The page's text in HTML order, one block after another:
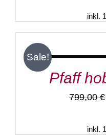
inkl.
Sale!
Pfaff
799,00€
inkl.